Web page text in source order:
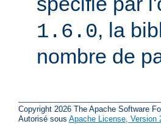
1.6.0, la
nombre de
Copyright 2026 The Apache Software
Autorisé sous Apache License, Version